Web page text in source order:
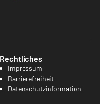
Rechtliches
Impressum
Barrierefreiheit
Datenschutzinformation